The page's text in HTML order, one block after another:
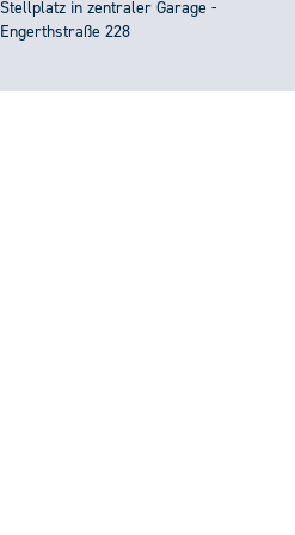
Stellplatz in zentraler Garage -
Engerthstraße 228